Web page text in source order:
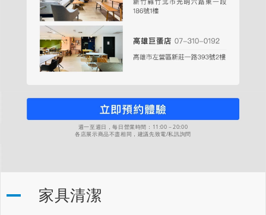
週一至週日，每日營業時間：11:00－20:00
各店展示商品不盡相同，建議先致電/私訊詢問
家具清潔